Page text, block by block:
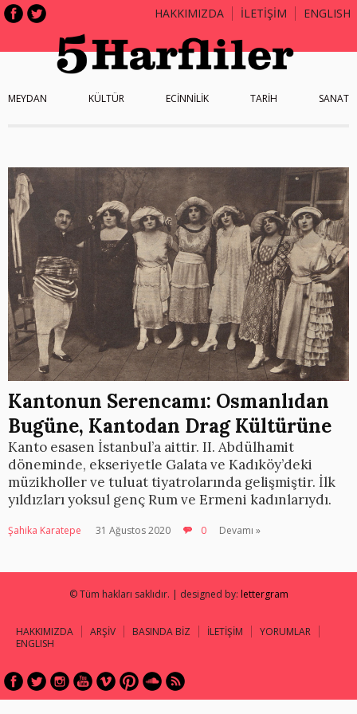
HAKKIMIZDA İLETİŞİM ENGLISH
MEYDAN KÜLTÜR ECİNNİLİK TARİH SANAT
Kantonun Serencamı: Osmanlıdan
Bugüne, Kantodan Drag Kültürüne
Kanto esasen İstanbul’a aittir. II. Abdülhamit
döneminde, ekseriyetle Galata ve Kadıköy’deki
müzikholler ve tuluat tiyatrolarında gelişmiştir. İlk
yıldızları yoksul genç Rum ve Ermeni kadınlarıydı.
Şahika Karatepe 31 Ağustos 2020 0 Devamı »
© Tüm hakları saklıdır. | designed by: lettergram
HAKKIMIZDA ARŞİV BASINDA BİZ İLETİŞİM
YORUMLAR
ENGLISH